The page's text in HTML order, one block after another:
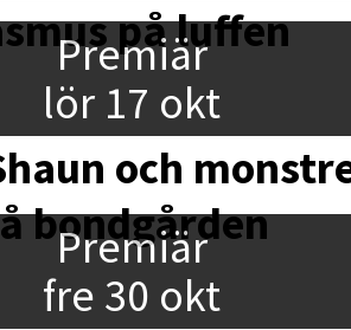
på luffen
Premiär
lör 17 okt
och
bondgården
Premiär
fre 30 okt